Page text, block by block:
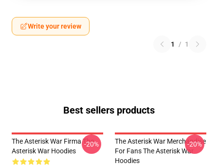
Write your review
1 / 1
Best sellers products
The Asterisk War Firma The
Asterisk War Hoodies
-20%
The Asterisk War Merchandise
For Fans The Asterisk War
Hoodies
-20%